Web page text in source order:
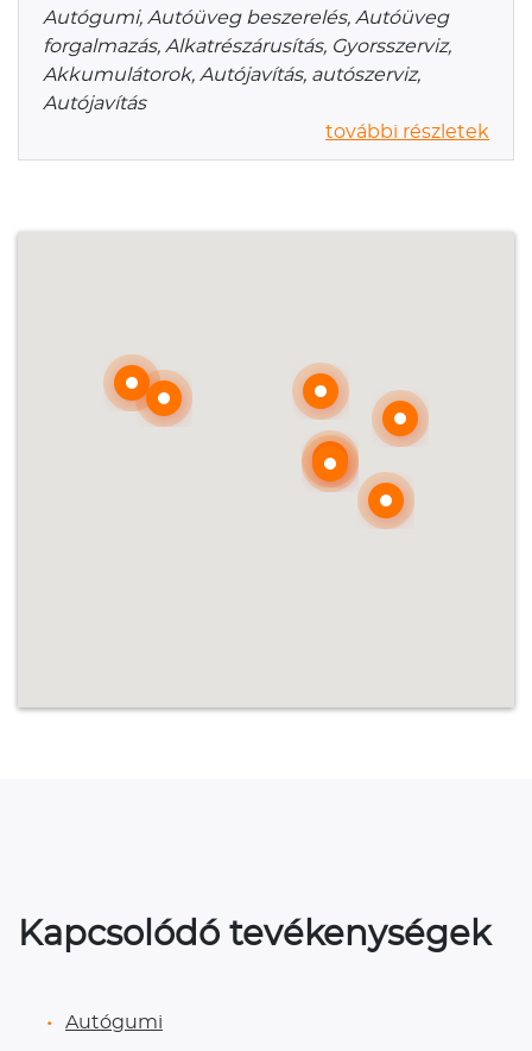
Autógumi, Autóüveg beszerelés, Autóüveg
forgalmazás, Alkatrészárusítás, Gyorsszerviz,
Akkumulátorok, Autójavítás, autószerviz,
Autójavítás
további részletek
Kapcsolódó tevékenységek
Autógumi